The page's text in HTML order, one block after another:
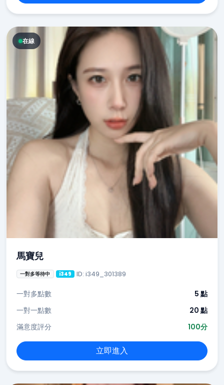
在線
馬寶兒
一對多等待中 i349 ID: i349_301389
一對多點數
5 點
一對一點數
20 點
滿意度評分
100分
立即進入